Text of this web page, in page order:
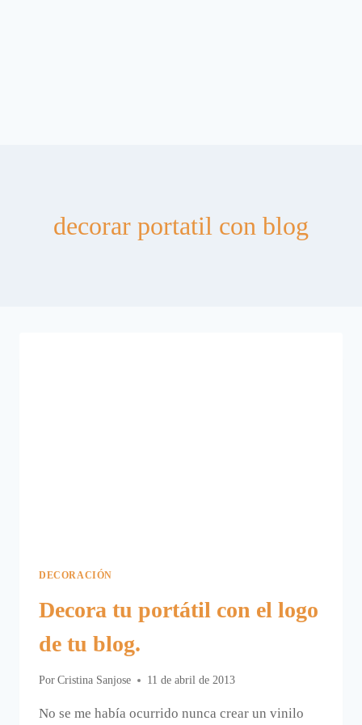
decorar portatil con blog
DECORACIÓN
Decora tu portátil con el logo
de tu blog.
Por Cristina Sanjose 11 de abril de 2013
No se me había ocurrido nunca crear un vinilo